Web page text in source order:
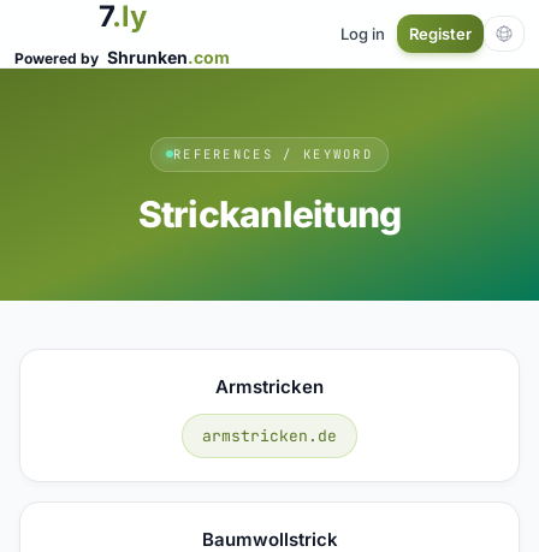
7.ly
Powered by Shrunken.com
Log in Register
REFERENCES / KEYWORD
Strickanleitung
Armstricken
armstricken.de
Baumwollstrick